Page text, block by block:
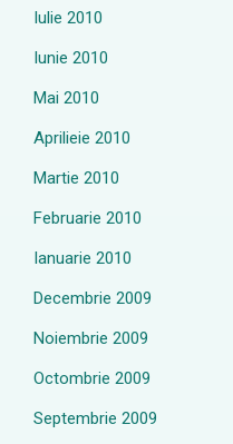
Iulie 2010
Iunie 2010
Mai 2010
Aprilieie 2010
Martie 2010
Februarie 2010
Ianuarie 2010
Decembrie 2009
Noiembrie 2009
Octombrie 2009
Septembrie 2009